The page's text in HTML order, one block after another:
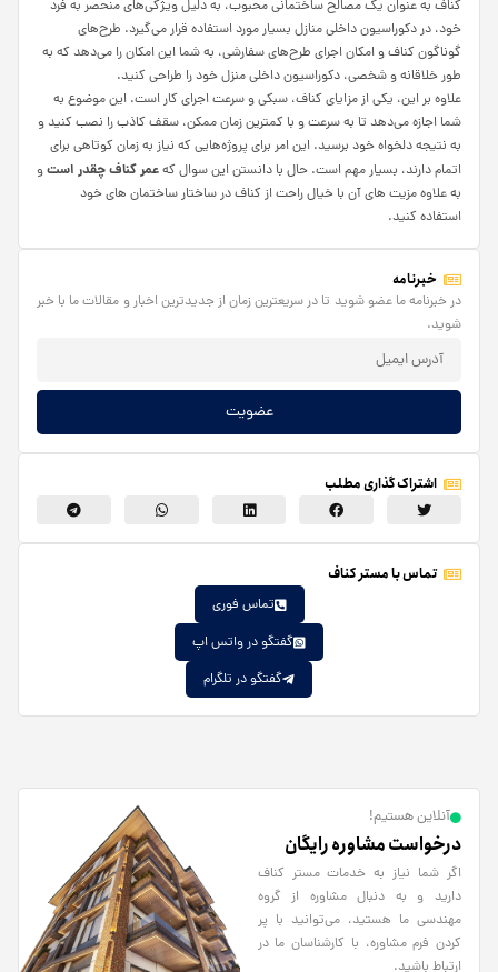
کناف به عنوان یک مصالح ساختمانی محبوب، به دلیل ویژگی‌های منحصر به فرد
خود، در دکوراسیون داخلی منازل بسیار مورد استفاده قرار می‌گیرد. طرح‌های
گوناگون کناف و امکان اجرای طرح‌های سفارشی، به شما این امکان را می‌دهد که به
طور خلاقانه و شخصی، دکوراسیون داخلی منزل خود را طراحی کنید.
علاوه بر این، یکی از مزایای کناف، سبکی و سرعت اجرای کار است. این موضوع به
شما اجازه می‌دهد تا به سرعت و با کمترین زمان ممکن، سقف کاذب را نصب کنید و
به نتیجه دلخواه خود برسید. این امر برای پروژه‌هایی که نیاز به زمان کوتاهی برای
اتمام دارند، بسیار مهم است. حال با دانستن این سوال کهعمر کناف چقدر استو
به علاوه مزیت های آن با خیال راحت از کناف در ساختار ساختمان های خود
استفاده کنید.
خبرنامه
در خبرنامه ما عضو شوید تا در سریعترین زمان از جدیدترین اخبار و مقالات ما با خبر
شوید.
عضویت
اشتراک گذاری مطلب
تماس با مستر کناف
تماس فوری
گفتگو در واتس اپ
گفتگو در تلگرام
آنلاین هستیم!
درخواست مشاوره رایگان
اگر شما نیاز به خدمات مستر کناف
دارید و به دنبال مشاوره از گروه
مهندسی ما هستید، می‌توانید با پر
کردن فرم مشاوره، با کارشناسان ما در
ارتباط باشید.